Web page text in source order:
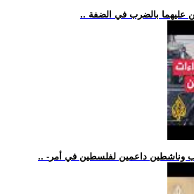
عليهما بالضرب في الضفة
وناشطين داعمين لفلسطين في أمر